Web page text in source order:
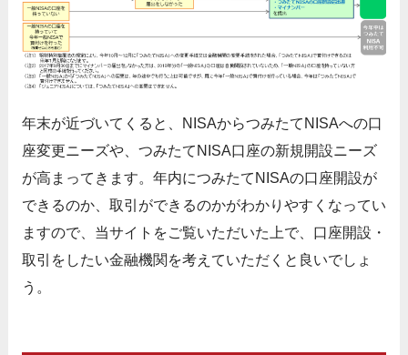
年末が近づいてくると、NISAからつみたてNISAへの口
座変更ニーズや、つみたてNISA口座の新規開設ニーズ
が高まってきます。年内につみたてNISAの口座開設が
できるのか、取引ができるのかがわかりやすくなってい
ますので、当サイトをご覧いただいた上で、口座開設・
取引をしたい金融機関を考えていただくと良いでしょ
う。